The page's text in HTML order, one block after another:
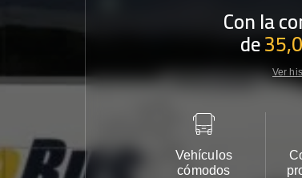
Con la
de
Ver
Vehículos
cómodos